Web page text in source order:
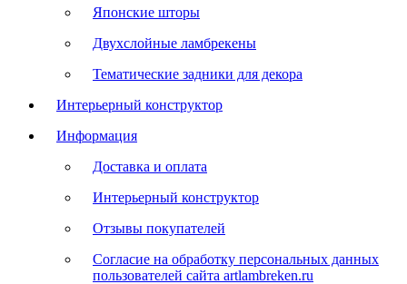
Японские шторы
Двухслойные ламбрекены
Тематические задники для декора
Интерьерный конструктор
Информация
Доставка и оплата
Интерьерный конструктор
Отзывы покупателей
Согласие на обработку персональных данных
пользователей сайта artlambreken.ru